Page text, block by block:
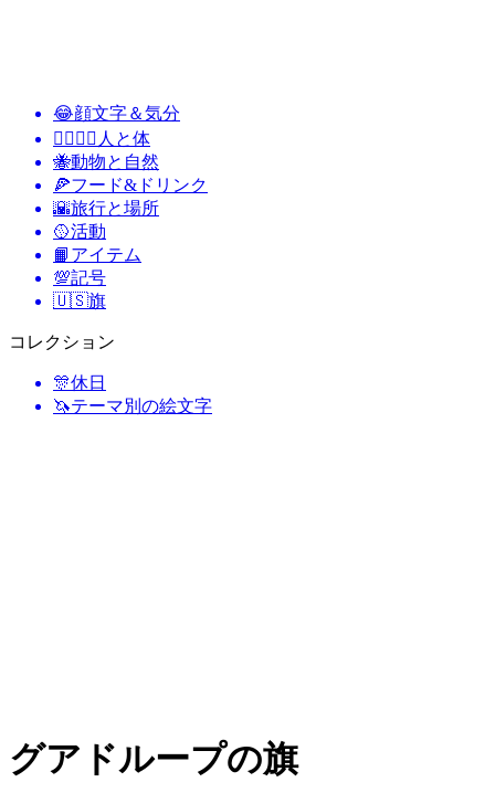
😂顔文字＆気分
👩‍❤️‍💋‍👨 人と体
🐝動物と自然
🍕フード&ドリンク
🌇旅行と場所
🥎活動
📙 アイテム
💯記号
🇺🇸旗
コレクション
🎊休日
🦄テーマ別の絵文字
グアドループの旗